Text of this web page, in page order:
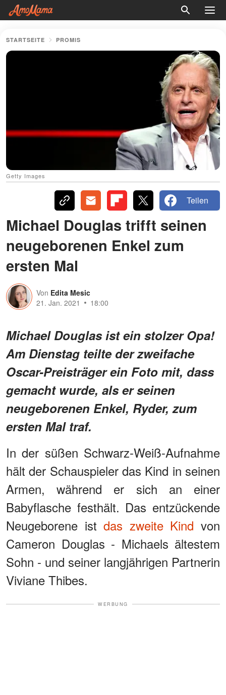
STARTSEITE PROMIS
Getty Images
Teilen
Michael Douglas trifft seinen
neugeborenen Enkel zum
ersten Mal
Von Edita Mesic
21. Jan. 2021
18:00
Michael Douglas ist ein stolzer Opa!
Am Dienstag teilte der zweifache
Oscar-Preisträger ein Foto mit, dass
gemacht wurde, als er seinen
neugeborenen Enkel, Ryder, zum
ersten Mal traf.
In der süßen Schwarz-Weiß-Aufnahme
hält der Schauspieler das Kind in seinen
Armen, während er sich an einer
Babyflasche festhält. Das entzückende
Neugeborene istdas zweite Kind von
Cameron Douglas - Michaels ältestem
Sohn - und seiner langjährigen Partnerin
Viviane Thibes.
WERBUNG